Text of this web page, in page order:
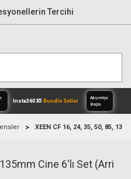
Tercihi
Setler
Alışverişe
XEEN CF 16, 24, 35, 50, 85,
Cine 6'lı Set (Arri